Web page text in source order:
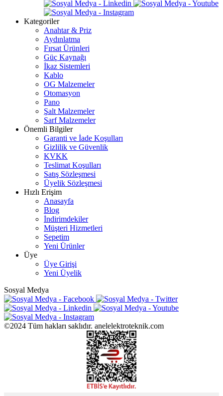
Kategoriler
Anahtar & Priz
Aydınlatma
Fırsat Ürünleri
Güç Kaynağı
İkaz Sistemleri
Kablo
OG Malzemeler
Otomasyon
Pano
Şalt Malzemeler
Sarf Malzemeler
Önemli Bilgiler
Garanti ve İade Koşulları
Gizlilik ve Güvenlik
KVKK
Teslimat Koşulları
Satış Sözleşmesi
Üyelik Sözleşmesi
Hızlı Erişim
Anasayfa
Blog
İndirimdekiler
Müşteri Hizmetleri
Sepetim
Yeni Ürünler
Üye
Üye Girişi
Yeni Üyelik
Sosyal Medya
©2024 Tüm hakları saklıdır. anelelektroteknik.com